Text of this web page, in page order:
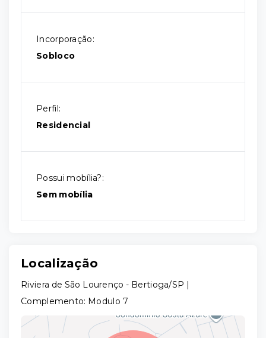
Incorporação:
Sobloco
Perfil:
Residencial
Possui mobília?:
Sem mobília
Localização
Riviera de São Lourenço - Bertioga/SP |
Complemento: Modulo 7